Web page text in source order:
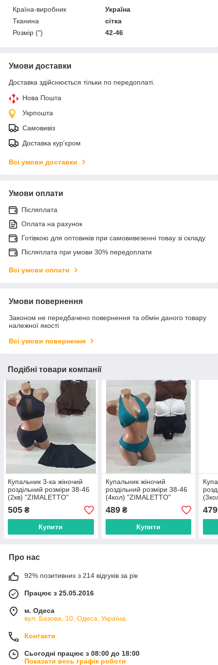
Країна-виробник
Україна
Тканина
сітка
Розмір (")
42-46
Умови доставки
Доставка здійснюється тільки по передоплаті.
Нова Пошта
Укрпошта
Самовивіз
Доставка кур'єром
Всі умови доставки
Умови оплати
Післяплата
Оплата на рахунок
Готівкою для оптовиків при самовивезенні товау зі складу.
Післяплата при умови 30% передоплати
Всі умови оплати
Умови повернення
Законом не передбачено повернення та обмін даного товару
належної якості
Всі умови повернення
Подібні товари компанії
Купальник 3-ка жіночий
роздільний розміри 38-46
(2кв) "ZIMALETTO"
недорого від прямого
постачальника
505 ₴
Купити
Купальник жіночий
роздільний розміри 38-46
(4кол) "ZIMALETTO"
недорого від прямого
постачальника
489₴
Купити
479
Про нас
92% позитивних з 214 відгуків за рік
Працює з 25.05.2016
м. Одеса
вул. Базова, 10, Одеса, Україна
Контакти
Сьогодні працює з 08:00 до 18:00
Показати весь графік роботи